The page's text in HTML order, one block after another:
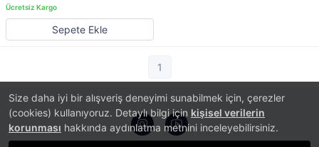
Size daha iyi bir alışveriş deneyimi sunabilmek için, çerezler
(cookies) kullanıyoruz. Detaylı bilgi için kişisel verilerin
korunması hakkında aydınlatma metnini inceleyebilirsiniz.
Sepete Ekle
1